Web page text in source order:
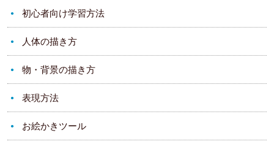
初心者向け学習方法
人体の描き方
物・背景の描き方
表現方法
お絵かきツール